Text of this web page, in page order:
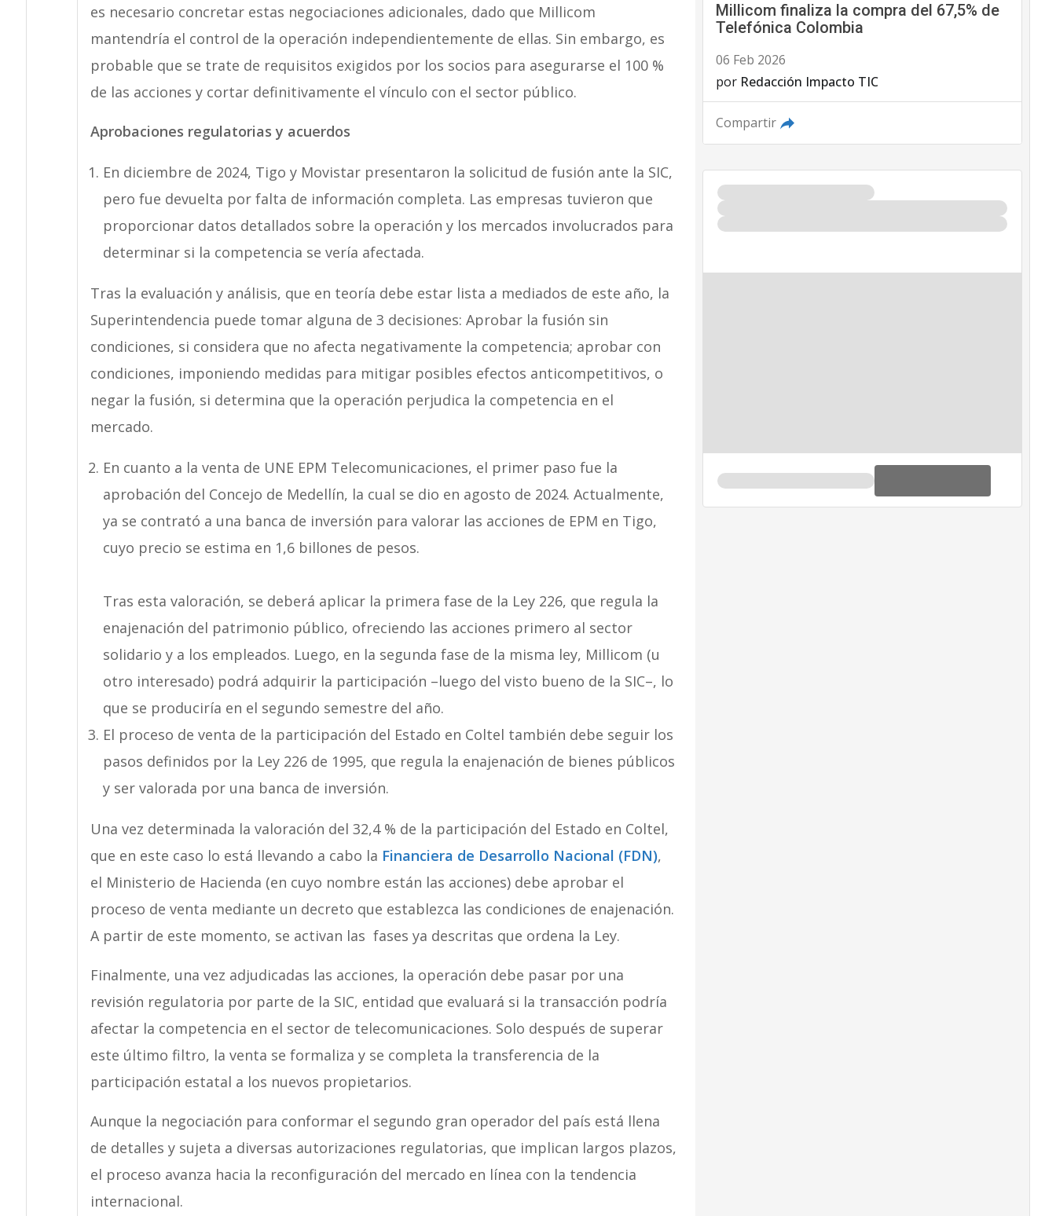
es necesario concretar estas negociaciones adicionales, dado que Millicom
mantendría el control de la operación independientemente de ellas. Sin embargo, es
probable que se trate de requisitos exigidos por los socios para asegurarse el 100 %
de las acciones y cortar definitivamente el vínculo con el sector público.
Aprobaciones regulatorias y acuerdos
En diciembre de 2024, Tigo y Movistar presentaron la solicitud de fusión ante la SIC,
pero fue devuelta por falta de información completa. Las empresas tuvieron que
proporcionar datos detallados sobre la operación y los mercados involucrados para
determinar si la competencia se vería afectada.
Tras la evaluación y análisis, que en teoría debe estar lista a mediados de este año, la
Superintendencia puede tomar alguna de 3 decisiones: Aprobar la fusión sin
condiciones, si considera que no afecta negativamente la competencia; aprobar con
condiciones, imponiendo medidas para mitigar posibles efectos anticompetitivos, o
negar la fusión, si determina que la operación perjudica la competencia en el
mercado.
En cuanto a la venta de UNE EPM Telecomunicaciones, el primer paso fue la
aprobación del Concejo de Medellín, la cual se dio en agosto de 2024. Actualmente,
ya se contrató a una banca de inversión para valorar las acciones de EPM en Tigo,
cuyo precio se estima en 1,6 billones de pesos.
Tras esta valoración, se deberá aplicar la primera fase de la Ley 226, que regula la
enajenación del patrimonio público, ofreciendo las acciones primero al sector
solidario y a los empleados. Luego, en la segunda fase de la misma ley, Millicom (u
otro interesado) podrá adquirir la participación –luego del visto bueno de la SIC–, lo
que se produciría en el segundo semestre del año.
El proceso de venta de la participación del Estado en Coltel también debe seguir los
pasos definidos por la Ley 226 de 1995, que regula la enajenación de bienes públicos
y ser valorada por una banca de inversión.
Una vez determinada la valoración del 32,4 % de la participación del Estado en Coltel,
que en este caso lo está llevando a cabo la Financiera de Desarrollo Nacional (FDN),
el Ministerio de Hacienda (en cuyo nombre están las acciones) debe aprobar el
proceso de venta mediante un decreto que establezca las condiciones de enajenación.
A partir de este momento, se activan las fases ya descritas que ordena la Ley.
Finalmente, una vez adjudicadas las acciones, la operación debe pasar por una
revisión regulatoria por parte de la SIC, entidad que evaluará si la transacción podría
afectar la competencia en el sector de telecomunicaciones. Solo después de superar
este último filtro, la venta se formaliza y se completa la transferencia de la
participación estatal a los nuevos propietarios.
Aunque la negociación para conformar el segundo gran operador del país está llena
de detalles y sujeta a diversas autorizaciones regulatorias, que implican largos plazos,
el proceso avanza hacia la reconfiguración del mercado en línea con la tendencia
internacional.
Millicom finaliza la compra del 67,5% de
Telefónica Colombia
06 Feb 2026
por Redacción Impacto TIC
Compartir